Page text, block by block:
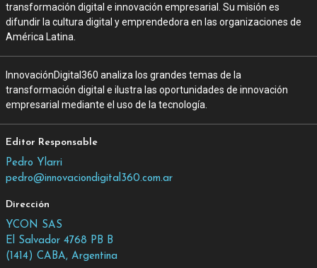
transformación digital e innovación empresarial. Su misión es
difundir la cultura digital y emprendedora en las organizaciones de
América Latina.
InnovaciónDigital360 analiza los grandes temas de la
transformación digital e ilustra las oportunidades de innovación
empresarial mediante el uso de la tecnología.
Editor Responsable
Pedro Ylarri
pedro@innovaciondigital360.com.ar
Dirección
YCON SAS
El Salvador 4768 PB B
(1414) CABA, Argentina